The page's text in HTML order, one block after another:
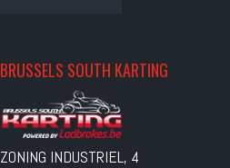
BRUSSELS SOUTH KARTING
ZONING INDUSTRIEL, 4